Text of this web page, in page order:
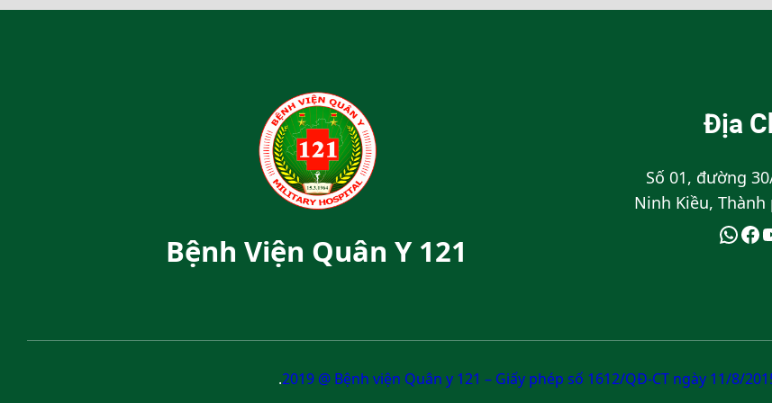
Bệnh Viện Quân Y 121
Địa
Số 01, đường
Ninh Kiều, Thành
.2019 @ Bệnh viện Quân y 121 – Giấy phép số 1612/QĐ-CT ngày 11/8/